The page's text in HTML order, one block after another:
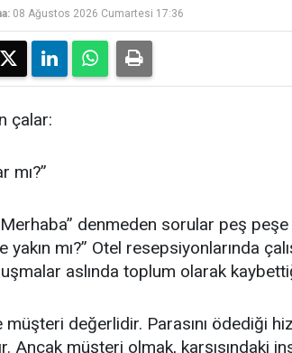
08 Ağustos 2026 Cumartesi 17:36
çalar:
mı?”
denmeden sorular peş peşe
yakın mı?” Otel resepsiyonlarında
aslında toplum olarak
müşteri değerlidir. Parasını ödediği
Ancak müşteri olmak, karşısındaki